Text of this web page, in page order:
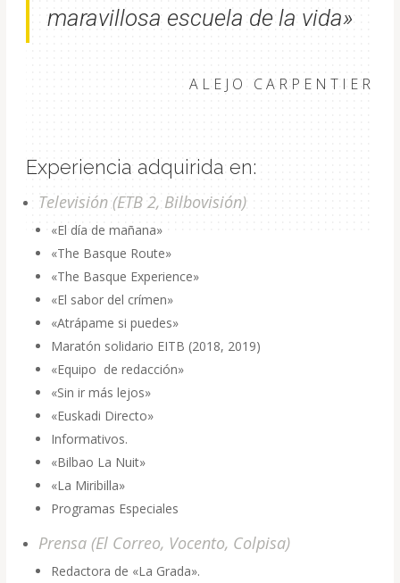
maravillosa escuela de la vida»
ALEJO CARPENTIER
Experiencia adquirida en:
Televisión (ETB 2, Bilbovisión)
«El día de mañana»
«The Basque Route»
«The Basque Experience»
«El sabor del crímen»
«Atrápame si puedes»
Maratón solidario EITB (2018, 2019)
«Equipo de redacción»
«Sin ir más lejos»
«Euskadi Directo»
Informativos.
«Bilbao La Nuit»
«La Miribilla»
Programas Especiales
Prensa (El Correo, Vocento, Colpisa)
Redactora de «La Grada».